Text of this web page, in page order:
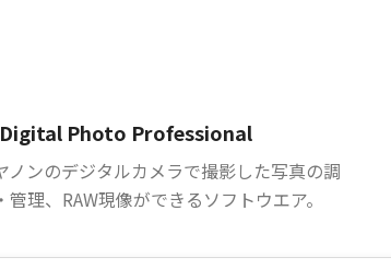
Digital Photo Professional
ノンのデジタルカメラで撮影した写真の調
管理、RAW現像ができるソフトウエア。